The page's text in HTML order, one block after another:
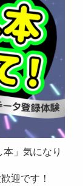
」気になり
迎です！